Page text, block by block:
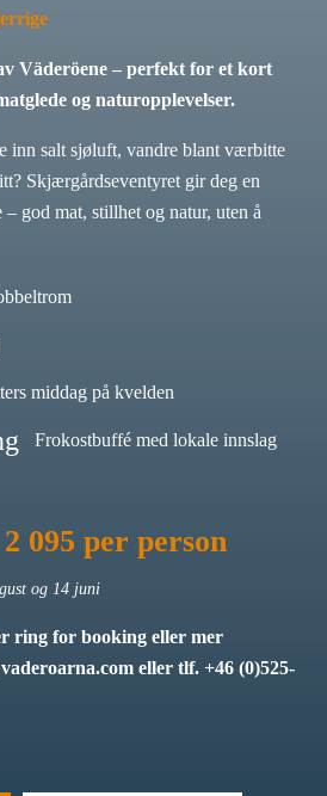
Väderöene – perfekt for et kort
og naturopplevelser.
inn salt sjøluft, vandre blant værbitte
Skjærgårdseventyret gir deg en
god mat, stillhet og natur, uten å
middag på kvelden
Frokostbuffé med lokale innslag
095 per person
og 14 juni
ring for booking eller mer
eller tlf. +46 (0)525-